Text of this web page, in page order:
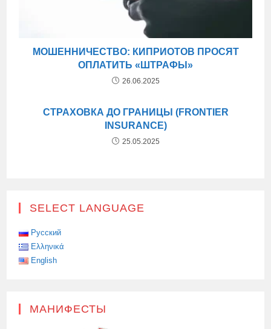
МОШЕННИЧЕСТВО: КИПРИОТОВ ПРОСЯТ
ОПЛАТИТЬ «ШТРАФЫ»
26.06.2025
СТРАХОВКА ДО ГРАНИЦЫ (FRONTIER
INSURANCE)
25.05.2025
SELECT LANGUAGE
Русский
Ελληνικά
English
МАНИФЕСТЫ